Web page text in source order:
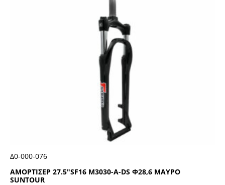
ΑΜΟΡΤΙΣΕΡ 27.5″SF16 Μ3030-Α-DS Φ28,6 ΜΑΥΡΟ
SUΝΤΟUR
Δ0-000-076